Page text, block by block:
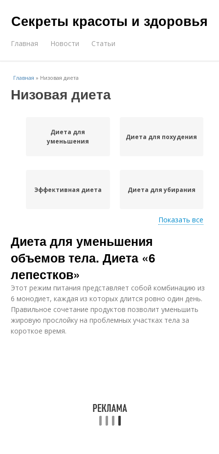
Секреты красоты и здоровья
Главная Новости Статьи
Главная » Низовая диета
Низовая диета
Диета для
уменьшения
Диета для похудения
Эффективная диета Диета для убирания
Японская диета Диета на похудение
Жёсткая диета
Диета для быстрого
похудения
Показать все
Диета для уменьшения
объемов тела. Диета «6
лепестков»
Этот режим питания представляет собой комбинацию из
6 монодиет, каждая из которых длится ровно один день.
Правильное сочетание продуктов позволит уменьшить
жировую прослойку на проблемных участках тела за
короткое время.